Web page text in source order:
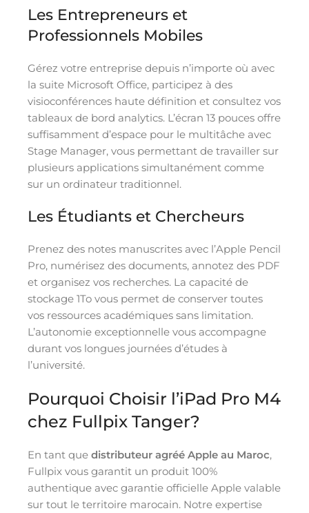
Les Entrepreneurs et
Professionnels Mobiles
Gérez votre entreprise depuis n’importe où avec
la suite Microsoft Office, participez à des
visioconférences haute définition et consultez vos
tableaux de bord analytics. L’écran 13 pouces offre
suffisamment d’espace pour le multitâche avec
Stage Manager, vous permettant de travailler sur
plusieurs applications simultanément comme
sur un ordinateur traditionnel.
Les Étudiants et Chercheurs
Prenez des notes manuscrites avec l’Apple Pencil
Pro, numérisez des documents, annotez des PDF
et organisez vos recherches. La capacité de
stockage 1To vous permet de conserver toutes
vos ressources académiques sans limitation.
L’autonomie exceptionnelle vous accompagne
durant vos longues journées d’études à
l’université.
Pourquoi Choisir l’iPad Pro M4
chez Fullpix Tanger?
En tant que distributeur agréé Apple au Maroc,
Fullpix vous garantit un produit 100%
authentique avec garantie officielle Apple valable
sur tout le territoire marocain. Notre expertise